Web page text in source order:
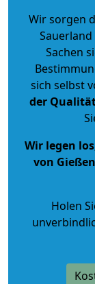
Wir sorgen
Sachen
sich selbst
der
Wir legen
von
Holen